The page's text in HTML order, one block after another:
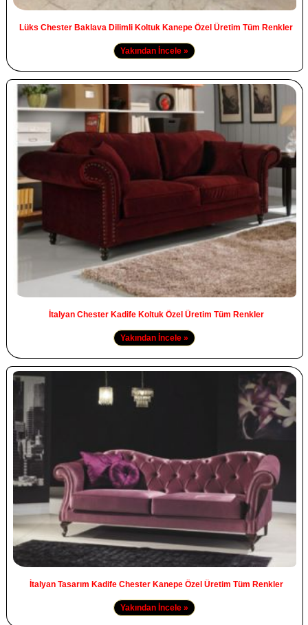
Lüks Chester Baklava Dilimli Koltuk Kanepe Özel Üretim Tüm Renkler
Yakından İncele »
İtalyan Chester Kadife Koltuk Özel Üretim Tüm Renkler
Yakından İncele »
İtalyan Tasarım Kadife Chester Kanepe Özel Üretim Tüm Renkler
Yakından İncele »